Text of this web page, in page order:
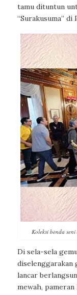
tamu dituntun
“Surakusuma”
Koleksi benda
Di sela-sela
diselenggarakan
lancar
mewah,